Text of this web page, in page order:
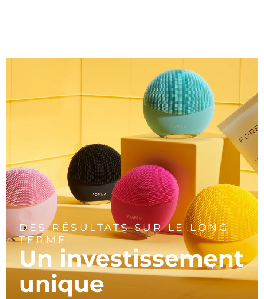
DES RÉSULTATS SUR LE LONG
TERME
Un investissement
unique